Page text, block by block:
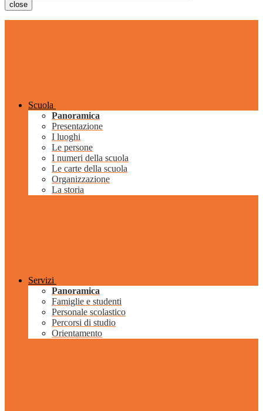
close
Scuola
Panoramica
Presentazione
I luoghi
Le persone
I numeri della scuola
Le carte della scuola
Organizzazione
La storia
Servizi
Panoramica
Famiglie e studenti
Personale scolastico
Percorsi di studio
Orientamento